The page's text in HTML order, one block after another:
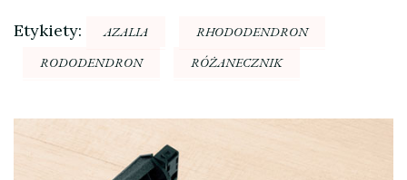
Etykiety: AZALIA
RHODODENDRON
RODODENDRON
RÓŻANECZNIK
Nawigacja